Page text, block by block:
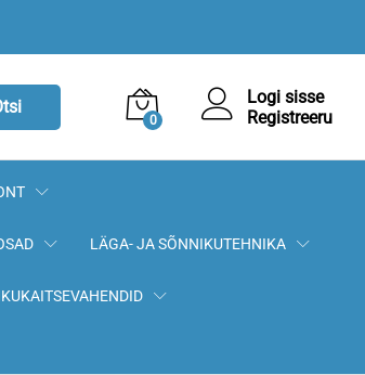
0
Logi sisse
Registreeru
LÄGA- JA SÕNNIKUTEHNIKA